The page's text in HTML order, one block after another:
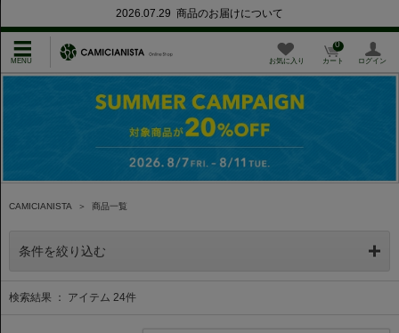
2026.07.29 商品のお届けについて
お気に入り カート
0
ログイン
CAMICIANISTA ＞ 商品一覧
条件を絞り込む
検索結果 ： アイテム 24件